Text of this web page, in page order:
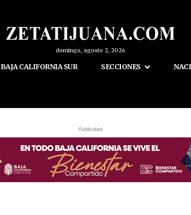
domingo, agosto 2, 2026
BAJA CALIFORNIA SUR SECCIONES
Publicidad